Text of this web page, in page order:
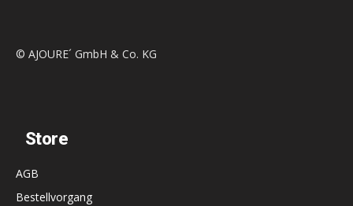
© AJOURE´ GmbH & Co. KG
Store
AGB
Bestellvorgang